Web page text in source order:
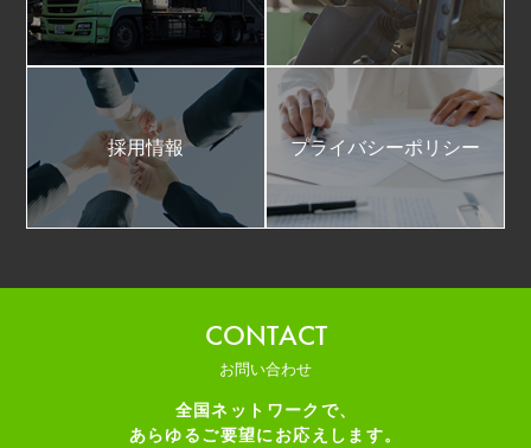
採用情報 プライバシーポリシー
CONTACT
お問い合わせ
全国ネットワークで、
あらゆるご要望にお応えします。